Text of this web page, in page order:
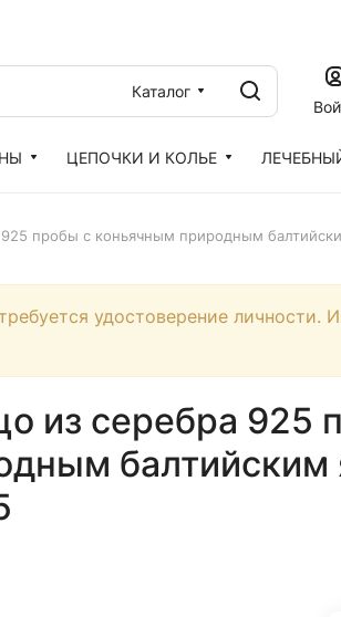
Каталог
ЦЕПОЧКИ И КОЛЬЕ
пробы с коньячным природным
удостоверение личности.
из серебра 925
балтийским